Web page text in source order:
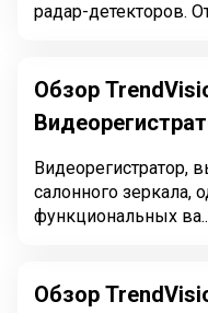
радар-детекторов.
Обзор
Видеорегистратор,
салонного зеркала,
функциональных
Обзор